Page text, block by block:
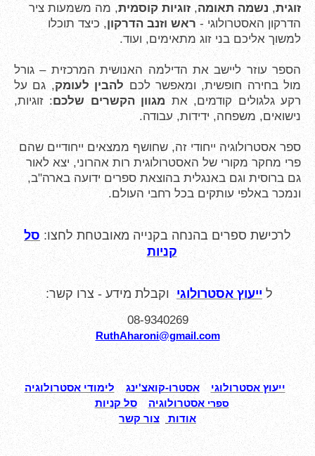
זוגית, נשמה תאומה,זוגיות קוסמית, מה משמעות ציר
הדרקון האסטרולוגי - ראש וזנב הדרקון, כיצד תוכלו
למשוך אליכם בני זוג מתאימים, ועוד.
הספר עוזר ליישב את הדילמה האנושית המרכזית – גורל
מול בחירה חופשית, ומאפשר לכם להבין לעומק, גם על
רקע גלגולים קודמים, את מגוון הקשרים שלכם: זוגיות,
נישואים, משפחה, ידידות, עבודה.
ספר אסטרולוגיה ייחודי זה, שחושף ממצאים ייחודיים שהם
פרי מחקר מקורי של האסטרולוגית רות אהרוני, יצא לאור
גם ברוסית וגם באנגלית בהוצאת ספרים ידועה בארה"ב,
ונמכר באלפי עותקים בכל רחבי העולם.
לרכישת ספרים בהנחה בקנייה מאובטחת לחצו: סל
קניות
ל ייעוץ אסטרולוגי וקבלת מידע - צרו קשר:
08-9340269
RuthAharoni@gmail.com
ייעוץ אסטרולוגי אסטרו-קואצ'ינג לימודי אסטרולוגיה
ספריאסטרולוגיה
סל קניות
אודות
צור קשר